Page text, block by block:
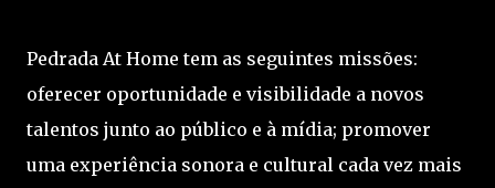
Pedrada At Home tem as seguintes missões:
oferecer oportunidade e visibilidade a novos
talentos junto ao público e à mídia; promover
uma experiência sonora e cultural cada vez mais